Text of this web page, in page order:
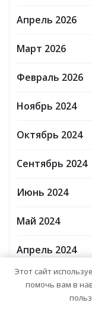
Апрель 2026
Март 2026
Февраль 2026
Ноябрь 2024
Октябрь 2024
Сентябрь 2024
Июнь 2024
Май 2024
Апрель 2024
Март 2024
Этот сайт
помочь вам в